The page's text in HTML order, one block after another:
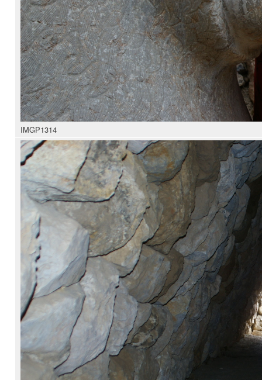
IMGP1314